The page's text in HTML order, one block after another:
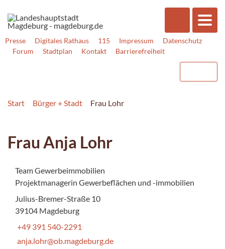
Presse Digitales Rathaus 115 Impressum
Datenschutz
Forum
Stadtplan Kontakt Barrierefreiheit
Start Bürger + Stadt Frau Lohr
Frau Anja Lohr
Team Gewerbeimmobilien
Projektmanagerin Gewerbeflächen und -immobilien
Julius-Bremer-Straße 10
39104 Magdeburg
+49 391 540-2291
anja.lohr@ob.magdeburg.de